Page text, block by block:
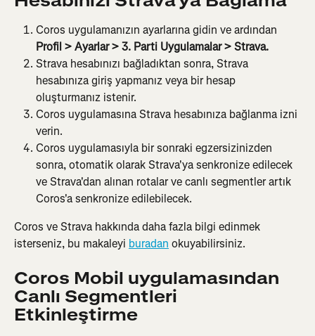
Coros uygulamanızın ayarlarına gidin ve ardından
Profil > Ayarlar > 3. Parti Uygulamalar > Strava.
Strava hesabınızı bağladıktan sonra, Strava
hesabınıza giriş yapmanız veya bir hesap
oluşturmanız istenir.
Coros uygulamasına Strava hesabınıza bağlanma izni
verin.
Coros uygulamasıyla bir sonraki egzersizinizden
sonra, otomatik olarak Strava'ya senkronize edilecek
ve Strava'dan alınan rotalar ve canlı segmentler artık
Coros'a senkronize edilebilecek.
Coros ve Strava hakkında daha fazla bilgi edinmek
isterseniz, bu makaleyi buradan okuyabilirsiniz.
Coros Mobil uygulamasından
Canlı Segmentleri
Etkinleştirme